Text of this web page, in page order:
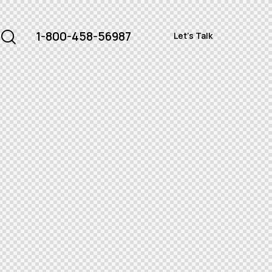
1-800-458-56987 Let's Talk
1-800-458-56987 Let's Talk